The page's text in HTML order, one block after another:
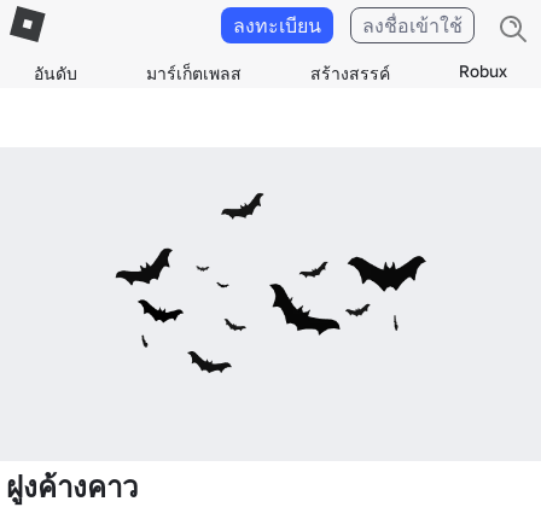
อันดับ มาร์เก็ตเพลส สร้างสรรค์ Robux
ลงทะเบียน ลงชื่อเข้าใช้
ฝูงค้างคาว